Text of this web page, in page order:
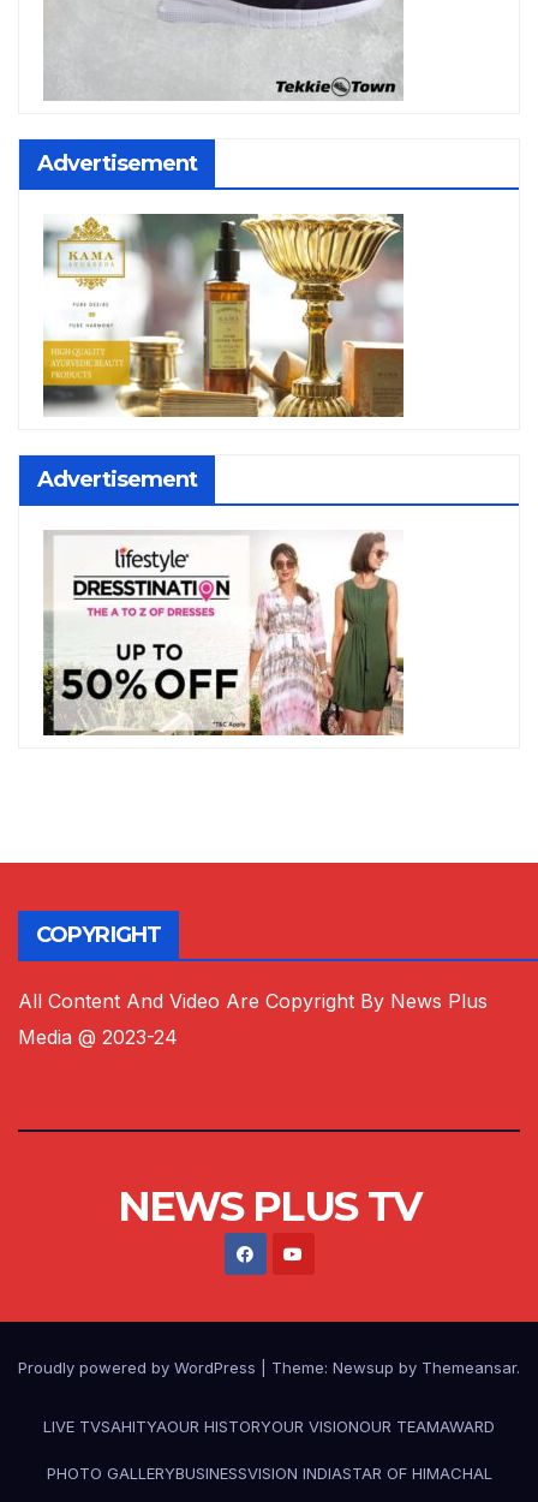
Advertisement
Advertisement
COPYRIGHT
All Content And Video Are Copyright By News Plus
Media @ 2023-24
NEWS PLUS TV
Proudly powered by WordPress Theme: Newsup by Themeansar.
LIVE TVSAHITYAOUR HISTORYOUR VISIONOUR TEAMAWARD
PHOTO GALLERYBUSINESSVISION INDIASTAR OF HIMACHAL